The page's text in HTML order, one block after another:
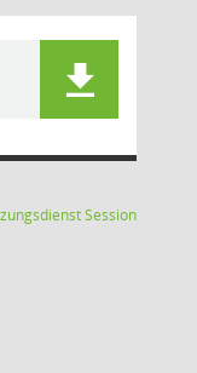
Session(Wird in